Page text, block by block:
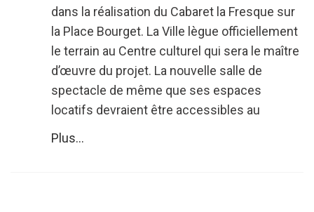
dans la réalisation du Cabaret la Fresque sur
la Place Bourget. La Ville lègue officiellement
le terrain au Centre culturel qui sera le maître
d’œuvre du projet. La nouvelle salle de
spectacle de même que ses espaces
locatifs devraient être accessibles au
Plus...